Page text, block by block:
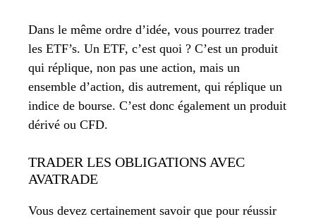
Dans le même ordre d’idée, vous pourrez trader
les ETF’s. Un ETF, c’est quoi ? C’est un produit
qui réplique, non pas une action, mais un
ensemble d’action, dis autrement, qui réplique un
indice de bourse. C’est donc également un produit
dérivé ou CFD.
TRADER LES OBLIGATIONS AVEC
AVATRADE
Vous devez certainement savoir que pour réussir